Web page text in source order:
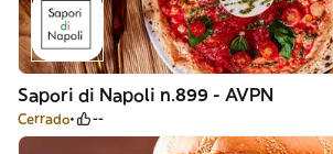
Sapori di Napoli n.899 - AVPN
Cerrado --